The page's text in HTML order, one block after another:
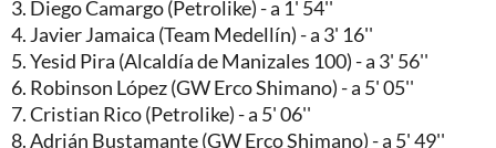
3. Diego Camargo (Petrolike) - a 1' 54''
4. Javier Jamaica (Team Medellín) - a 3' 16''
5. Yesid Pira (Alcaldía de Manizales 100) - a 3' 56''
6. Robinson López (GW Erco Shimano) - a 5' 05''
7. Cristian Rico (Petrolike) - a 5' 06''
8. Adrián Bustamante (GW Erco Shimano) - a 5' 49''